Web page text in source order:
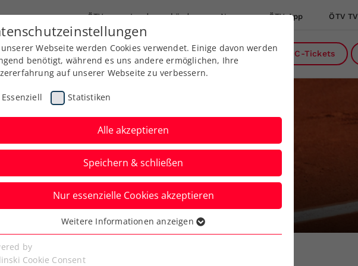
ÖTV Landesverbände News ÖTV App ÖTV TV
Ausbildung Services Über uns Kreise DC-Tickets
NÖTV Jugendprogramm
Webseite werden Cookies verwendet. Einige davon werden
benötigt, während es uns andere ermöglichen, Ihre
auf unserer Webseite zu verbessern.
Essenziell Statistiken
Alle akzeptieren
Speichern & schließen
Nur essenzielle Cookies akzeptieren
Cookies werden für grundlegende Funktionen der
benötigt. Dadurch ist gewährleistet, dass die Webseite
Weitere Informationen anzeigen
by
Cookie Consent